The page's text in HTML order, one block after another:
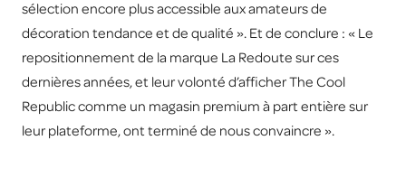
sélection encore plus accessible aux amateurs de
décoration tendance et de qualité ». Et de conclure : « Le
repositionnement de la marque La Redoute sur ces
dernières années, et leur volonté d’afficher The Cool
Republic comme un magasin premium à part entière sur
leur plateforme, ont terminé de nous convaincre ».